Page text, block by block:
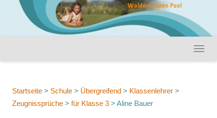
Startseite > Schule > Übergreifend > Klassenlehrer >
Zeugnissprüche > für Klasse 3 > Aline Bauer